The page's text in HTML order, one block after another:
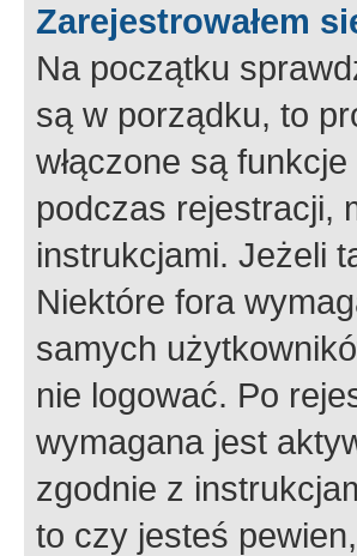
Zarejestrowałem
Na początku
są w porządku, to
włączone są
podczas rejestracji,
instrukcjami. Jeżeli
Niektóre fora
samych
nie logować. Po
wymagana jest
zgodnie z
to czy jesteś